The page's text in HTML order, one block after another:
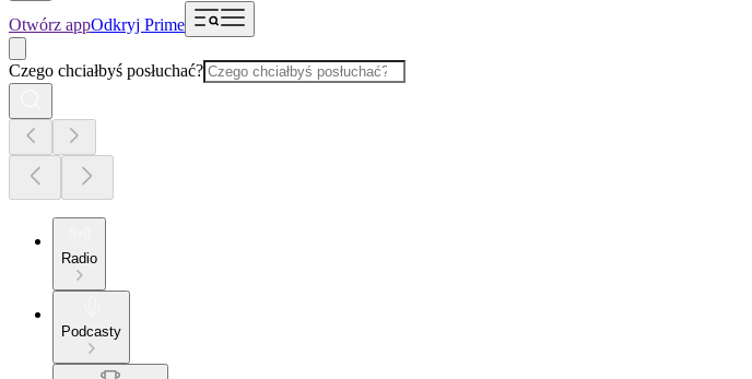
Otwórz appOdkryj Prime
Czego chciałbyś posłuchać?
Radio
Podcasty